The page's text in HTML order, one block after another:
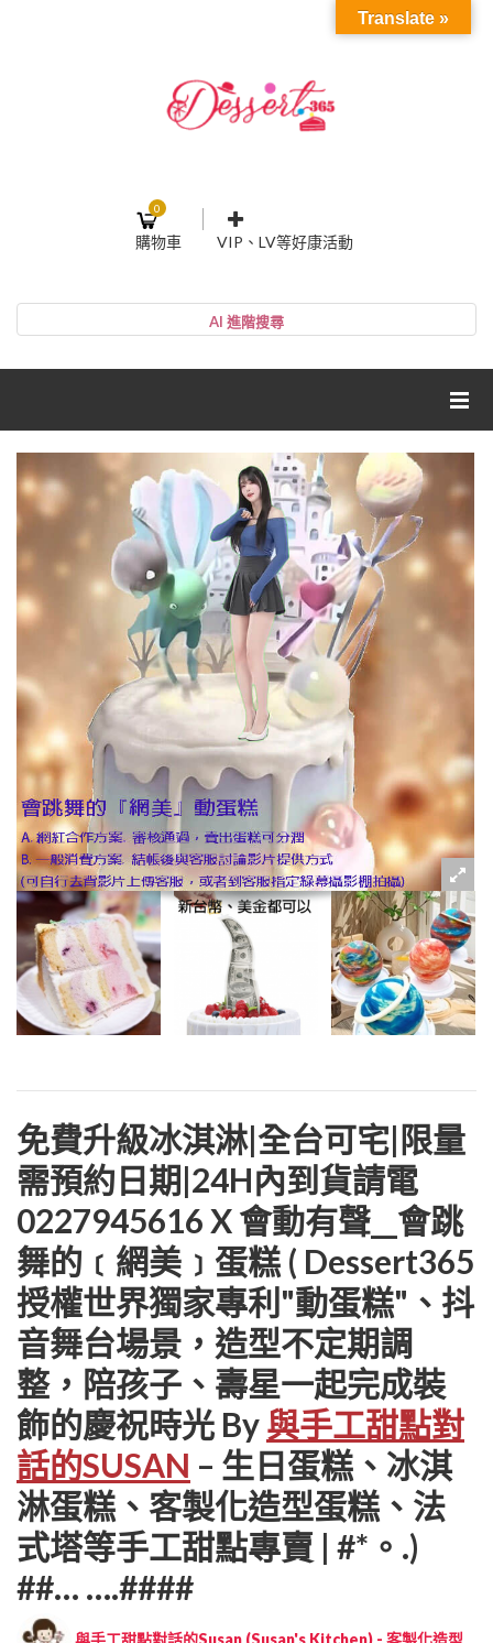
0
購物車 VIP、LV等好康活動
帳號
記住我
註冊
網紅媽咪蛋糕心得分享
粉絲好康
加入甜點廚師接單平台
免費升級冰淇淋|全台可宅|限量
需預約日期|24H內到貨請電
0227945616 X 會動有聲__會跳
舞的﹝網美﹞蛋糕 ( Dessert365
授權世界獨家專利"動蛋糕"、抖
音舞台場景，造型不定期調
整，陪孩子、壽星一起完成裝
飾的慶祝時光 By與手工甜點對
話的SUSAN – 生日蛋糕、冰淇
淋蛋糕、客製化造型蛋糕、法
式塔等手工甜點專賣 | #*。.)
##… ….####
與手工甜點對話的Susan (Susan's Kitchen) - 客製化造型
Translate »